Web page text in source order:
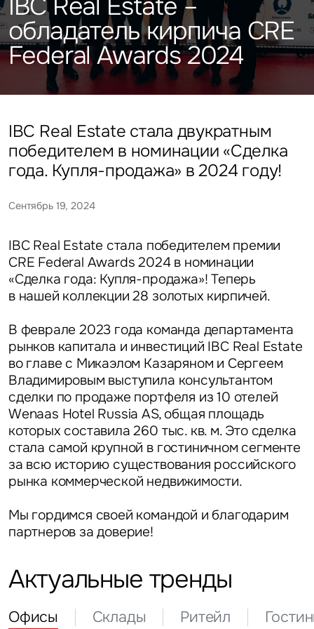
Стратегический консалтинг
Исследования и аналитика
Оценка
Управление проектами строительства
Каталог объектов
Эксклюзивы
Новости
Карьера
Контакты
обладатель кирпича CRE
Federal Awards 2024
IBC Real Estate стала двукратным
победителем в номинации «Сделка
года. Купля-продажа» в 2024 году!
Сентябрь 19, 2024
IBC Real Estate стала победителем премии
CRE Federal Awards 2024 в номинации
«Сделка года: Купля-продажа»! Теперь
в нашей коллекции 28 золотых кирпичей.
В феврале 2023 года команда департамента
рынков капитала и инвестиций IBC Real Estate
во главе с Микаэлом Казаряном и Сергеем
Владимировым выступила консультантом
сделки по продаже портфеля из 10 отелей
Wenaas Hotel Russia AS, общая площадь
которых составила 260 тыс. кв. м. Это сделка
стала самой крупной в гостиничном сегменте
за всю историю существования российского
рынка коммерческой недвижимости.
Мы гордимся своей командой и благодарим
партнеров за доверие!
Актуальные тренды
Офисы Склады Ритейл
Офисы
Стрит-ритейл
Отели
Подписаться
Нажимая на кнопку
«Отправить», вы даете свое
согласие на обработку
и использование ваших
персональных данных
Это обязательное поле
Отправить
Нажимая на кнопку «Отправить», вы даете свое согласие
данныхАлматы
Брокеридж
Стратегический консалтинг
Оценка
строительства
Это обязательное поле
Отправить
Нажимая на кнопку «Отправить», вы даете свое